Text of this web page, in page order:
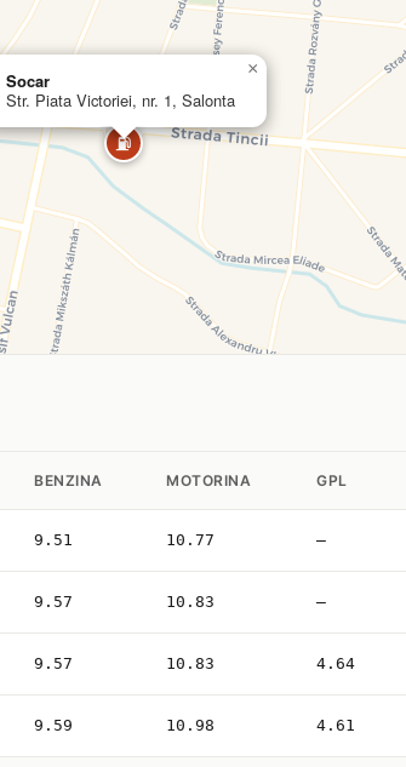
⛽
Socar
Str. Piata Victoriei, nr. 1, Salonta
×
BENZINA MOTORINA GPL
9.51 10.77 —
9.57 10.83 —
9.57 10.83 4.64
9.59 10.98 4.61